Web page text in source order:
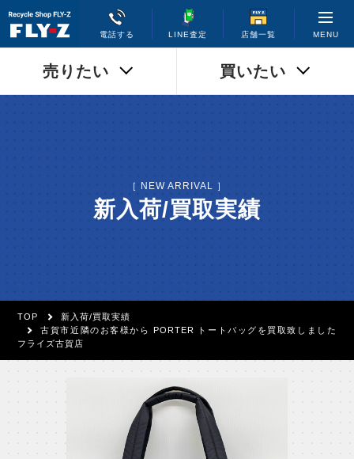
電話する LINE査定 店舗一覧 MENU
売りたい 買いたい
［ NEW ARRIVAL ］
新入荷/買取実績
TOP
新入荷/買取実績
古賀市近隣のお客様から PORTER トートバッグを買取致しました
フライズ古賀店